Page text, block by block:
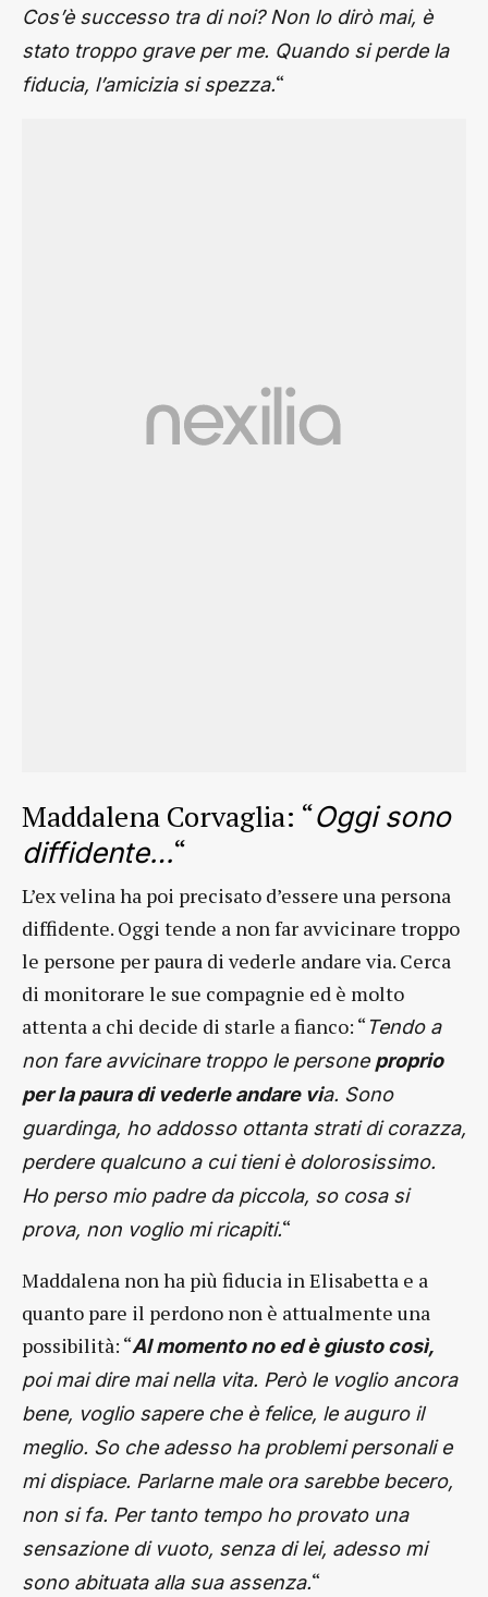
Cos’è successo tra di noi? Non lo dirò mai, è
stato troppo grave per me. Quando si perde la
fiducia, l’amicizia si spezza.“
Maddalena Corvaglia: “Oggi sono
diffidente…“
L’ex velina ha poi precisato d’essere una persona
diffidente. Oggi tende a non far avvicinare troppo
le persone per paura di vederle andare via. Cerca
di monitorare le sue compagnie ed è molto
attenta a chi decide di starle a fianco: “ Tendo a
non fare avvicinare troppo le persone proprio
per la paura di vederle andare via. Sono
guardinga, ho addosso ottanta strati di corazza,
perdere qualcuno a cui tieni è dolorosissimo.
Ho perso mio padre da piccola, so cosa si
prova, non voglio mi ricapiti.“
Maddalena non ha più fiducia in Elisabetta e a
quanto pare il perdono non è attualmente una
possibilità: “Al momento no ed è giusto così,
poi mai dire mai nella vita. Però le voglio ancora
bene, voglio sapere che è felice, le auguro il
meglio. So che adesso ha problemi personali e
mi dispiace. Parlarne male ora sarebbe becero,
non si fa. Per tanto tempo ho provato una
sensazione di vuoto, senza di lei, adesso mi
sono abituata alla sua assenza.“